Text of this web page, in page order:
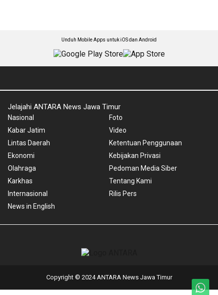
Unduh Mobile Apps untuk iOS dan Android
Jelajahi ANTARA News Jawa Timur
Nasional
Kabar Jatim
Lintas Daerah
Ekonomi
Olahraga
Karkhas
Internasional
News in English
Foto
Video
Ketentuan Penggunaan
Kebijakan Privasi
Pedoman Media Siber
Tentang Kami
Rilis Pers
Copyright © 2024 ANTARA News Jawa Timur